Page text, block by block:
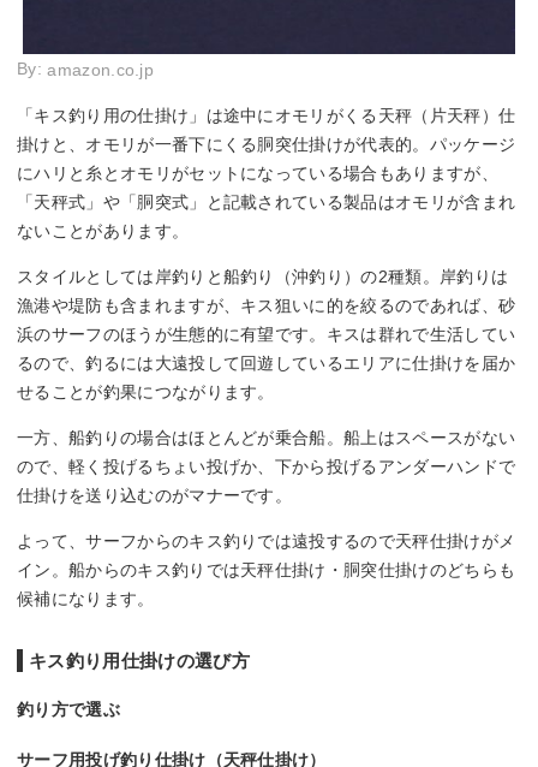
By:amazon.co.jp
「キス釣り用の仕掛け」は途中にオモリがくる天秤（片天秤）仕
掛けと、オモリが一番下にくる胴突仕掛けが代表的。パッケージ
にハリと糸とオモリがセットになっている場合もありますが、
「天秤式」や「胴突式」と記載されている製品はオモリが含まれ
ないことがあります。
スタイルとしては岸釣りと船釣り（沖釣り）の2種類。岸釣りは
漁港や堤防も含まれますが、キス狙いに的を絞るのであれば、砂
浜のサーフのほうが生態的に有望です。キスは群れで生活してい
るので、釣るには大遠投して回遊しているエリアに仕掛けを届か
せることが釣果につながります。
一方、船釣りの場合はほとんどが乗合船。船上はスペースがない
ので、軽く投げるちょい投げか、下から投げるアンダーハンドで
仕掛けを送り込むのがマナーです。
よって、サーフからのキス釣りでは遠投するので天秤仕掛けがメ
イン。船からのキス釣りでは天秤仕掛け・胴突仕掛けのどちらも
候補になります。
キス釣り用仕掛けの選び方
釣り方で選ぶ
サーフ用投げ釣り仕掛け（天秤仕掛け）